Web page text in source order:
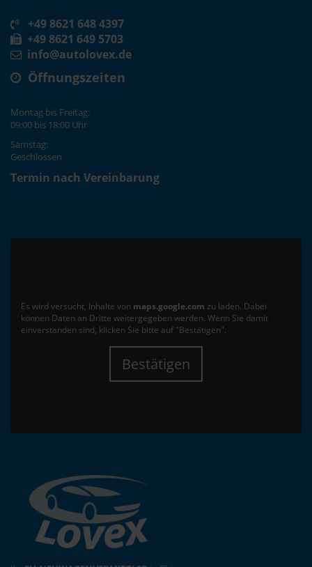
+49 8621 648 4397
+49 8621 649 5703
info@autolovex.de
Öffnungszeiten
Montag bis Freitag:
09:00 bis 18:00 Uhr
Samstag:
Geschlossen
Termin nach Vereinbarung
Es wird versucht, Inhalte von maps.google.com zu laden. Dabei
können Daten an Dritte weitergegeben werden. Wenn Sie damit
einverstanden sind, klicken Sie bitte auf "Bestätigen".
Bestätigen